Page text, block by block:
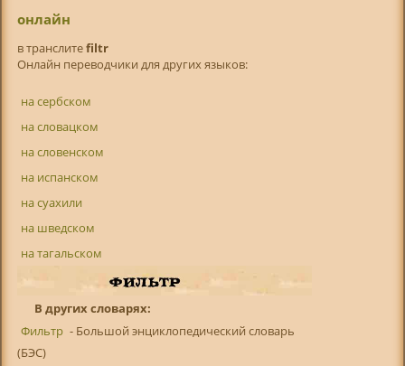
онлайн
в транслитefiltr
Онлайн переводчики для других языков:
на сербском
на словацком
на словенском
на испанском
на суахили
на шведском
на тагальском
В других словарях:
Фильтр - Большой энциклопедический словарь
(БЭС)